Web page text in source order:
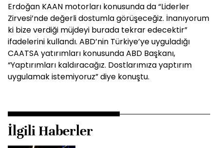
Erdoğan KAAN motorları konusunda da “Liderler
Zirvesi’nde değerli dostumla görüşeceğiz. İnanıyorum
ki bize verdiği müjdeyi burada tekrar edecektir”
ifadelerini kullandı. ABD’nin Türkiye’ye uyguladığı
CAATSA yatırımları konusunda ABD Başkanı,
“Yaptırımları kaldıracağız. Dostlarımıza yaptırım
uygulamak istemiyoruz” diye konuştu.
İlgili Haberler